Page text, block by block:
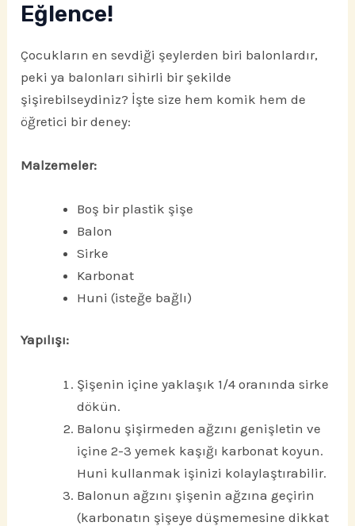
Eğlence!
Çocukların en sevdiği şeylerden biri balonlardır,
peki ya balonları sihirli bir şekilde
şişirebilseydiniz? İşte size hem komik hem de
öğretici bir deney:
Malzemeler:
Boş bir plastik şişe
Balon
Sirke
Karbonat
Huni (isteğe bağlı)
Yapılışı:
Şişenin içine yaklaşık 1/4 oranında sirke
dökün.
Balonu şişirmeden ağzını genişletin ve
içine 2-3 yemek kaşığı karbonat koyun.
Huni kullanmak işinizi kolaylaştırabilir.
Balonun ağzını şişenin ağzına geçirin
(karbonatın şişeye düşmemesine dikkat